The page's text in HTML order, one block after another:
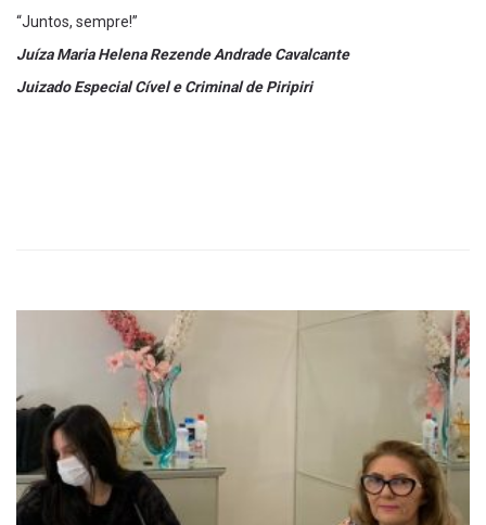
“Juntos, sempre!”
Juíza Maria Helena Rezende Andrade Cavalcante
Juizado Especial Cível e Criminal de Piripiri